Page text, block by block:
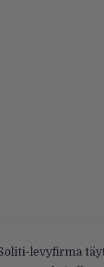
levyfirma